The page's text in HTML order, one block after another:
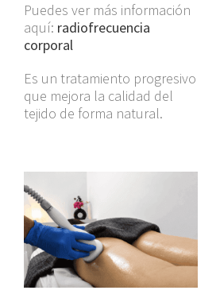
Puedes ver más información
aquí: radiofrecuencia
corporal
Es un tratamiento progresivo
que mejora la calidad del
tejido de forma natural.